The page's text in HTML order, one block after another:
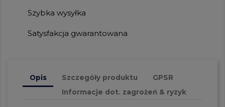
Szybka wysyłka
Satysfakcja gwarantowana
Opis Szczegóły produktu
GPSR
Informacje dot. zagrożeń & ryzyk